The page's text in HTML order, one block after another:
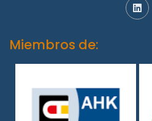
Miembros de: